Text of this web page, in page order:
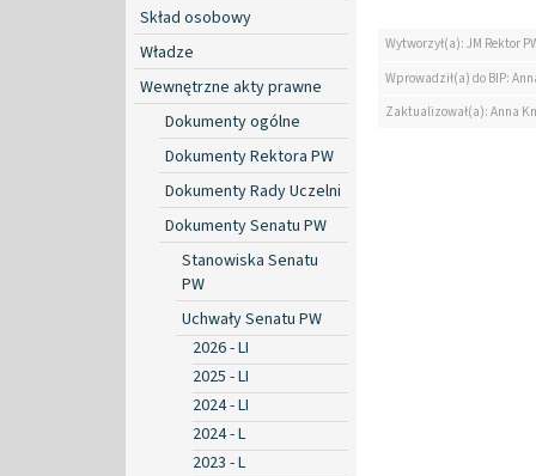
Skład osobowy
Władze
Wewnętrzne akty prawne
Dokumenty ogólne
Dokumenty Rektora PW
Dokumenty Rady Uczelni
Dokumenty Senatu PW
Stanowiska Senatu
PW
Uchwały Senatu PW
2026 - LI
2025 - LI
2024 - LI
2024 - L
2023 - L
Wytworzył(a): JM Rektor
Wprowadził(a) do BIP:
Zaktualizował(a): Anna